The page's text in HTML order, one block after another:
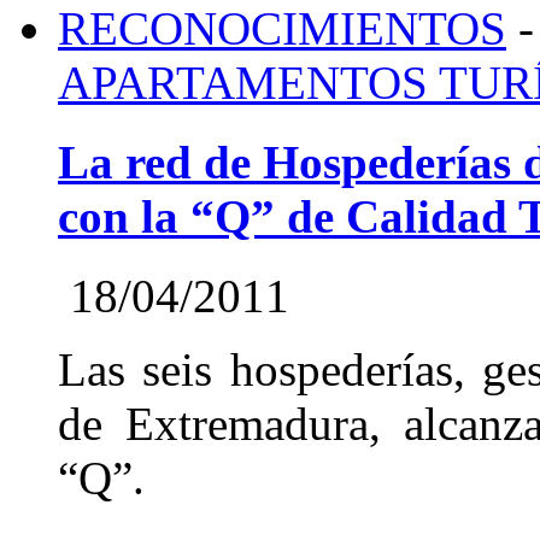
RECONOCIMIENTOS -
APARTAMENTOS
La red de
con la “Q” de Calidad
18/04/2011
Las seis hospederías,
de Extremadura,
“Q”.